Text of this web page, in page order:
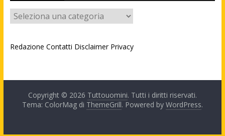
Categorie
Redazione Contatti Disclaimer Privacy
Copyright © 2026 Tuttouomini. Tutti i diritti riservati.
Tema: ColorMag di ThemeGrill. Powered by WordPress.